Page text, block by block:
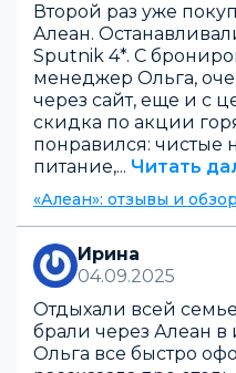
Второй раз уже
Алеан.
Sputnik 4*. С
менеджер Ольга,
через сайт, еще и с
скидка по акции
понравился: чистые
питание,... Читать
«Алеан»: отзывы и
Ирина
04.09.2025
Отдыхали всей
брали через Алеан
Ольга все быстро